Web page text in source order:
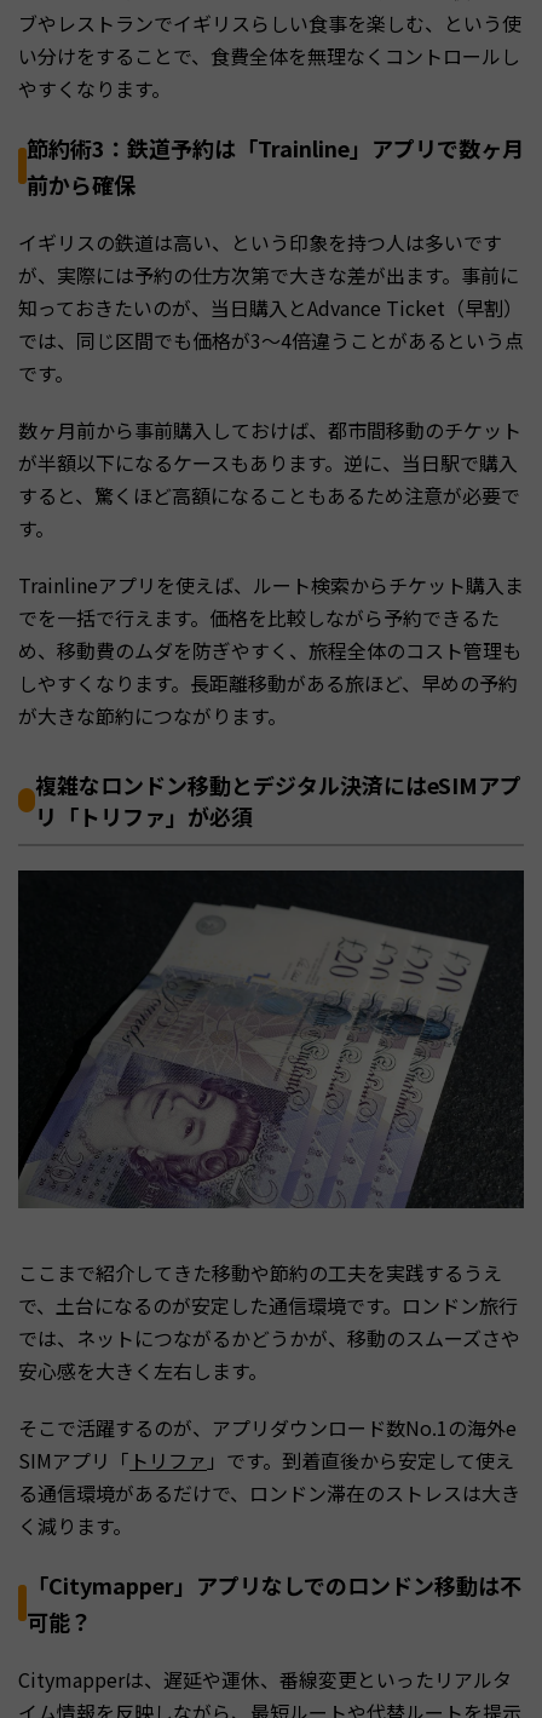
ブやレストランでイギリスらしい食事を楽しむ、という使
い分けをすることで、食費全体を無理なくコントロールし
やすくなります。
節約術3：鉄道予約は「Trainline」アプリで数ヶ月
前から確保
イギリスの鉄道は高い、という印象を持つ人は多いです
が、実際には予約の仕方次第で大きな差が出ます。事前に
知っておきたいのが、当日購入とAdvance Ticket（早割）
では、同じ区間でも価格が3〜4倍違うことがあるという点
です。
数ヶ月前から事前購入しておけば、都市間移動のチケット
が半額以下になるケースもあります。逆に、当日駅で購入
すると、驚くほど高額になることもあるため注意が必要で
す。
Trainlineアプリを使えば、ルート検索からチケット購入ま
でを一括で行えます。価格を比較しながら予約できるた
め、移動費のムダを防ぎやすく、旅程全体のコスト管理も
しやすくなります。長距離移動がある旅ほど、早めの予約
が大きな節約につながります。
複雑なロンドン移動とデジタル決済にはeSIMアプ
リ「トリファ」が必須
ここまで紹介してきた移動や節約の工夫を実践するうえ
で、土台になるのが安定した通信環境です。ロンドン旅行
では、ネットにつながるかどうかが、移動のスムーズさや
安心感を大きく左右します。
そこで活躍するのが、アプリダウンロード数No.1の海外e
SIMアプリ「 トリファ 」です。到着直後から安定して使え
る通信環境があるだけで、ロンドン滞在のストレスは大き
く減ります。
「Citymapper」アプリなしでのロンドン移動は不
可能？
Citymapperは、遅延や運休、番線変更といったリアルタ
イム情報を反映しながら、最短ルートや代替ルートを提示